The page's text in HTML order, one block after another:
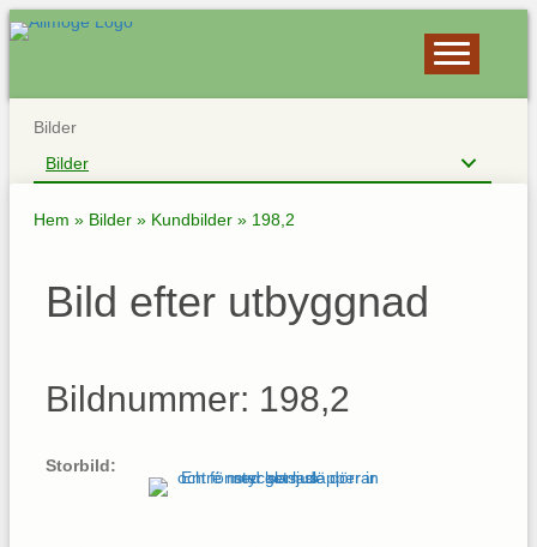
Bilder
Bilder
Hem » Bilder » Kundbilder » 198,2
Bild efter utbyggnad
Bildnummer: 198,2
Storbild: